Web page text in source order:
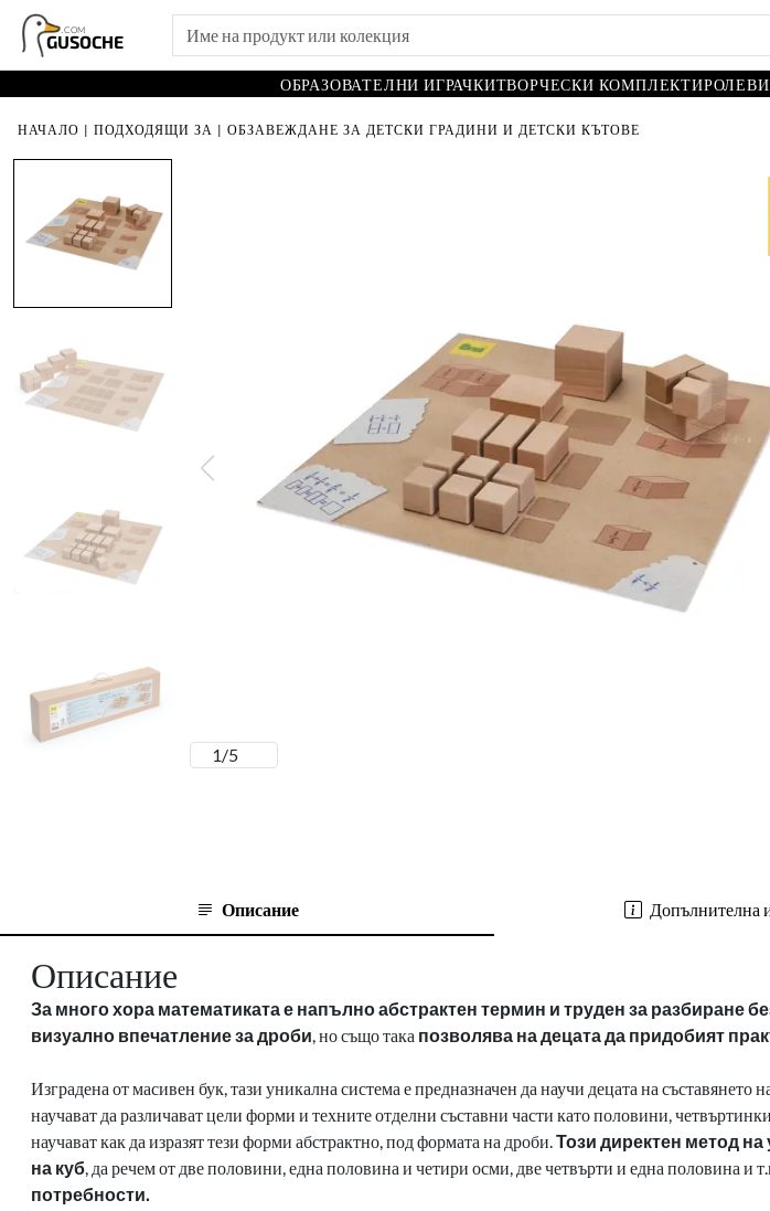
GUSOCHE
.COM
ОБРАЗОВАТЕЛНИ ИГРАЧКИТВОРЧЕСКИ КОМПЛЕКТИ
НАЧАЛО | ПОДХОДЯЩИ ЗА | ОБЗАВЕЖДАНЕ ЗА ДЕТСКИ ГРАДИНИ И ДЕТСКИ КЪТОВЕ
1/5
Описание Допълнителна
Описание
За много хора математиката е напълно абстрактен термин и труден за разбиране
визуално впечатление за дроби, но също така позволява на децата да придобият
Изградена от масивен бук, тази уникална система епредназначен да научи децата на съставянето
научават да различаватцели форми и техните отделни съставни части като половини,
научават как да изразят тези форми абстрактно, под формата на дроби.Този директен метод на
на куб, да речем от две половини, една половина и четири осми, две четвърти и една половина и
потребности.